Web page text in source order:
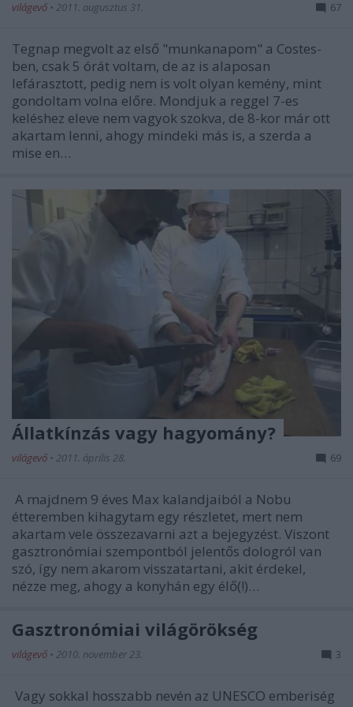
világevő • 2011. augusztus 31. 67
Tegnap megvolt az első "munkanapom" a Costes-
ben, csak 5 órát voltam, de az is alaposan
lefárasztott, pedig nem is volt olyan kemény, mint
gondoltam volna előre. Mondjuk a reggel 7-es
keléshez eleve nem vagyok szokva, de 8-kor már ott
akartam lenni, ahogy mindeki más is, a szerda a
mise en…
Állatkínzás vagy hagyomány?
világevő • 2011. április 28. 69
A majdnem 9 éves Max kalandjaiból a Nobu
étteremben kihagytam egy részletet, mert nem
akartam vele összezavarni azt a bejegyzést. Viszont
gasztronómiai szempontból jelentős dologról van
szó, így nem akarom visszatartani, akit érdekel,
nézze meg, ahogy a konyhán egy élő(!)…
Gasztronómiai világörökség
világevő • 2010. november 23. 3
Vagy sokkal hosszabb nevén az UNESCO emberiség